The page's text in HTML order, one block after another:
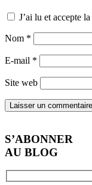
J’ai lu et accepte la
Nom *
E-mail *
Site web
S’ABONNER
AU BLOG